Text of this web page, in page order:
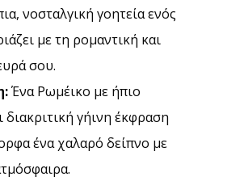
νοσταλγική γοητεία ενός
με τη ρομαντική και
σου.
Ένα Ρωμέικο με ήπιο
διακριτική γήινη έκφραση
ένα χαλαρό δείπνο με